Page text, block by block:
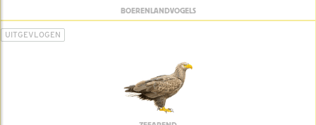
BOERENLANDVOGELS
UITGEVLOGEN